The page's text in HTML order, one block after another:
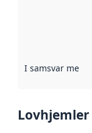
I samsvar med
Lovhjemler